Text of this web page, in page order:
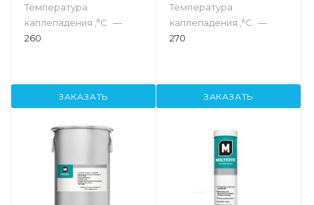
Температура
каплепадения ,°C —
260
ЗАКАЗАТЬ
Температура
каплепадения ,°C —
270
ЗАКАЗАТЬ